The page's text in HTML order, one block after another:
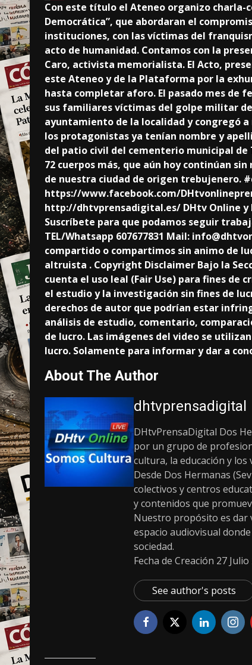
Con este título el Ateneo organizo charla-
Democrática”, que abordaran el
instituciones, con las víctimas del
acto de humanidad. Contamos con la
Caro, activista memorialista. El Acto,
este Ateneo y de la Plataforma por la
hasta completar aforo. El pasado mes de
sus familiares víctimas del golpe militar
ayuntamiento de la localidad y congregó
los protagonistas ya tenían nombre y
del patio civil del cementerio municipal
72 cuerpos más, que aún hoy continúan
de nuestra ciudad de origen trebujenero.
https://www.facebook.com/
http://dhtvprensadigital.es/ DHtv Online y
Suscríbete para que podamos seguir
TEL/Whatsapp 607677831 Mail:
compartido o compartimos sin animo de
altruista . Copyright Disclaimer Bajo la
cuenta el uso leal (Fair Use) para fines
el estudio y la investigación sin fines de
derechos de autor que podrían estar
análisis de estudio, comentario,
de lucro. Las imágenes del video se
lucro. Solamente para informar y dar a
About The Author
dhtvprensadigital
DHtvPrensaDigital Dos
por un grupo de
cultura, la educación y
Desde Dos Hermanas
colectivos y centros
y contenidos que
Nuestro propósito es dar
espacio audiovisual
sociedad.
Fecha de Creación 27
See author's posts